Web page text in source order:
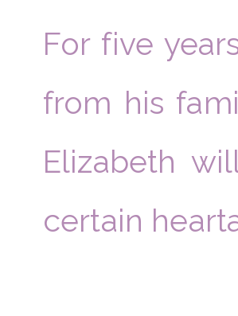
For five
from his
Elizabeth
certain